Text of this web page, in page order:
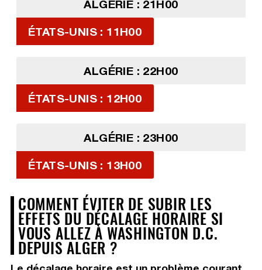
ALGÉRIE : 21H00
ÉTATS-UNIS : 11H00
ALGÉRIE : 22H00
ÉTATS-UNIS : 12H00
ALGÉRIE : 23H00
ÉTATS-UNIS : 13H00
COMMENT ÉVITER DE SUBIR LES
EFFETS DU DÉCALAGE HORAIRE SI
VOUS ALLEZ À WASHINGTON D.C.
DEPUIS ALGER ?